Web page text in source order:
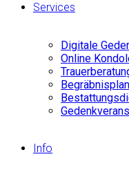
Services
Digitale
Online
Info